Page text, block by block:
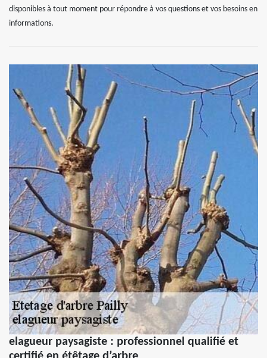
disponibles à tout moment pour répondre à vos questions et vos besoins en
informations.
elagueur paysagiste : professionnel qualifié et